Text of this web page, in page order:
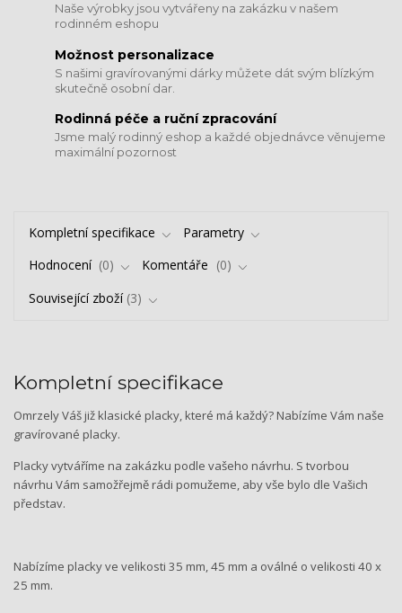
Naše výrobky jsou vytvářeny na zakázku v našem
rodinném eshopu
Možnost personalizace
S našimi gravírovanými dárky můžete dát svým blízkým
skutečně osobní dar.
​​​​​​​Rodinná péče a ruční zpracování
Jsme malý rodinný eshop a každé objednávce věnujeme
maximální pozornost
Kompletní specifikace
Parametry
Hodnocení
0 Komentáře
0
Související zboží 3
Kompletní specifikace
Omrzely Váš již klasické placky, které má každý? Nabízíme Vám naše
gravírované placky.
Placky vytváříme na zakázku podle vašeho návrhu. S tvorbou
návrhu Vám samožřejmě rádi pomužeme, aby vše bylo dle Vašich
představ.
Nabízíme placky ve velikosti 35 mm, 45 mm a oválné o velikosti 40 x
25 mm.